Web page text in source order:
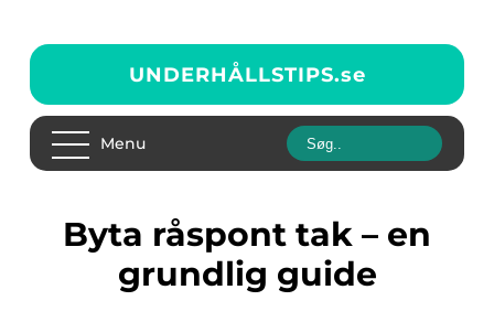
UNDERHÅLLSTIPS.se
Menu
Byta råspont tak – en
grundlig guide